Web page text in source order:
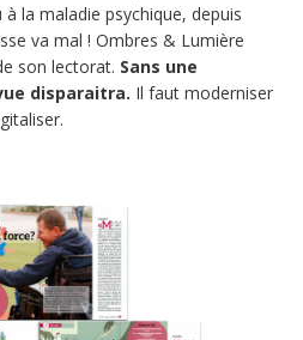
la maladie psychique, depuis
va mal ! Ombres & Lumière
son lectorat. Sans une
disparaitra. Il faut moderniser